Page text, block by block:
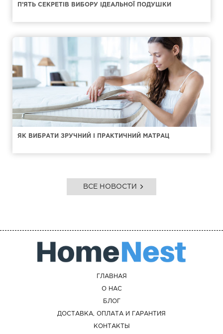
П'ЯТЬ СЕКРЕТІВ ВИБОРУ ІДЕАЛЬНОЇ ПОДУШКИ
ЯК ВИБРАТИ ЗРУЧНИЙ І ПРАКТИЧНИЙ МАТРАЦ
ВСЕ НОВОСТИ
ГЛАВНАЯ
О НАС
БЛОГ
ДОСТАВКА, ОПЛАТА И ГАРАНТИЯ
КОНТАКТЫ